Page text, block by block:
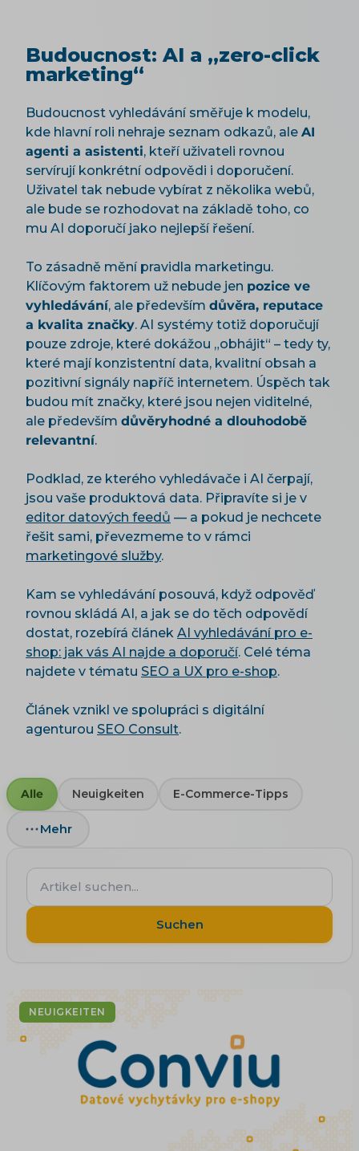
Budoucnost: AI a „zero-click
marketing“
Budoucnost vyhledávání směřuje k modelu,
kde hlavní roli nehraje seznam odkazů, ale AI
agenti a asistenti, kteří uživateli rovnou
servírují konkrétní odpovědi i doporučení.
Uživatel tak nebude vybírat z několika webů,
ale bude se rozhodovat na základě toho, co
mu AI doporučí jako nejlepší řešení.
To zásadně mění pravidla marketingu.
Klíčovým faktorem už nebude jen pozice ve
vyhledávání, ale především důvěra, reputace
a kvalita značky. AI systémy totiž doporučují
pouze zdroje, které dokážou „obhájit“ – tedy ty,
které mají konzistentní data, kvalitní obsah a
pozitivní signály napříč internetem. Úspěch tak
budou mít značky, které jsou nejen viditelné,
ale především důvěryhodné a dlouhodobě
relevantní.
Podklad, ze kterého vyhledávače i AI čerpají,
jsou vaše produktová data. Připravíte si je v
editor datových feedů — a pokud je nechcete
řešit sami, převezmeme to v rámci
marketingové služby.
Kam se vyhledávání posouvá, když odpověď
rovnou skládá AI, a jak se do těch odpovědí
dostat, rozebírá článek AI vyhledávání pro e-
shop: jak vás AI najde a doporučí. Celé téma
najdete v tématu SEO a UX pro e-shop.
Článek vznikl ve spolupráci s digitální
agenturou SEO Consult.
Alle Neuigkeiten E-Commerce-Tipps
Mehr
Artikel
suchen...
Suchen
NEUIGKEITEN